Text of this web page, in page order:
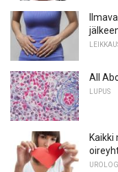
All
LUPUS
Kaikki